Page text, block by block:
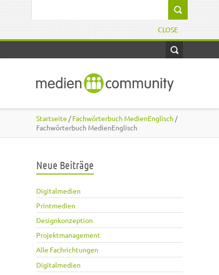
CLOSE
Startseite /Fachwörterbuch MedienEnglisch /
Fachwörterbuch MedienEnglisch
Neue Beiträge
Digitalmedien
Printmedien
Designkonzeption
Projektmanagement
Alle Fachrichtungen
Digitalmedien